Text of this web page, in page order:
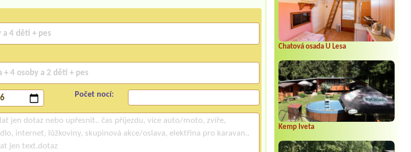
Chatová osada U Lesa
Kemp Iveta
Počet nocí: